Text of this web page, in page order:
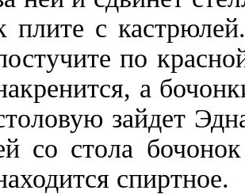
плите с
по
а
зайдет
со стола
спиртное.